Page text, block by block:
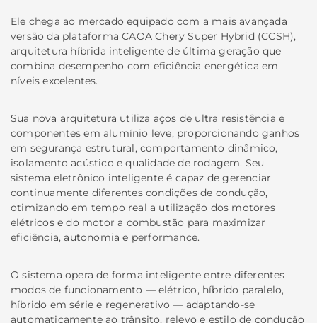
Ele chega ao mercado equipado com a mais avançada
versão da plataforma CAOA Chery Super Hybrid (CCSH),
arquitetura híbrida inteligente de última geração que
combina desempenho com eficiência energética em
níveis excelentes.
Sua nova arquitetura utiliza aços de ultra resistência e
componentes em alumínio leve, proporcionando ganhos
em segurança estrutural, comportamento dinâmico,
isolamento acústico e qualidade de rodagem. Seu
sistema eletrônico inteligente é capaz de gerenciar
continuamente diferentes condições de condução,
otimizando em tempo real a utilização dos motores
elétricos e do motor a combustão para maximizar
eficiência, autonomia e performance.
O sistema opera de forma inteligente entre diferentes
modos de funcionamento — elétrico, híbrido paralelo,
híbrido em série e regenerativo — adaptando-se
automaticamente ao trânsito, relevo e estilo de condução